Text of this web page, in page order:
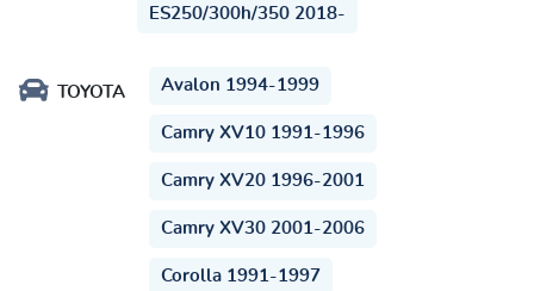
ES250/300h/350 2018-
TOYOTA Avalon 1994-1999
Camry XV10 1991-1996
Camry XV20 1996-2001
Camry XV30 2001-2006
Corolla 1991-1997